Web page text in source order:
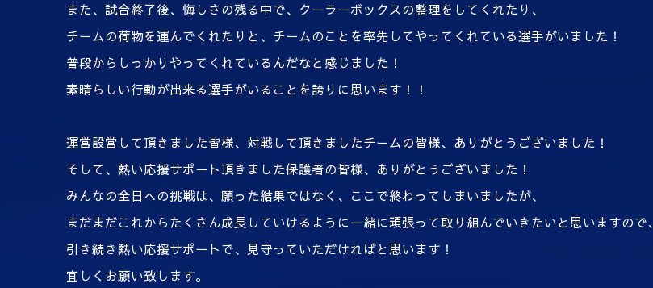
また、試合終了後、悔しさの残る中で、クーラーボックスの整理をしてくれたり、
チームの荷物を運んでくれたりと、チームのことを率先してやってくれている選手がいました！
普段からしっかりやってくれているんだなと感じました！
素晴らしい行動が出来る選手がいることを誇りに思います！！
運営設営して頂きました皆様、対戦して頂きましたチームの皆様、ありがとうございました！
そして、熱い応援サポート頂きました保護者の皆様、ありがとうございました！
みんなの全日への挑戦は、願った結果ではなく、ここで終わってしまいましたが、
まだまだこれからたくさん成長していけるように一緒に頑張って取り組んでいきたいと思いますので、
引き続き熱い応援サポートで、見守っていただければと思います！
宜しくお願い致します。